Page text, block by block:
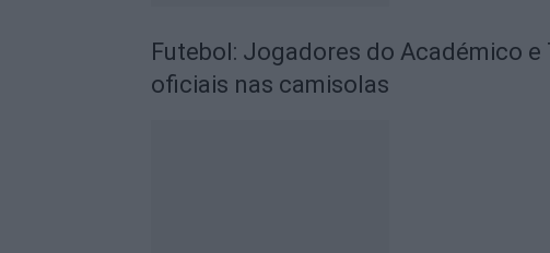
Futebol: Jogadores do Académico
oficiais nas camisolas